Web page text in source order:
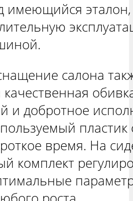
имеющийся эталон,
салона
качественная
и добротное
время. На
комплект